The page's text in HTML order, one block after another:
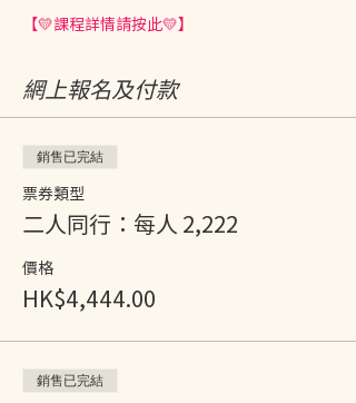
【💛課程詳情請按此💛】
網上報名及付款
銷售已完結
票券類型
二人同行：每人 2,222
價格
HK$4,444.00
銷售已完結